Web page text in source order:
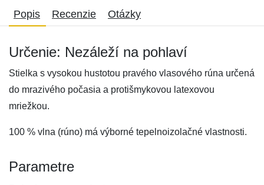
Popis Recenzie Otázky
Určenie: Nezáleží na pohlaví
Stielka s vysokou hustotou pravého vlasového rúna určená
do mrazivého počasia a protišmykovou latexovou
mriežkou.
100 % vlna (rúno) má výborné tepelnoizolačné vlastnosti.
Parametre